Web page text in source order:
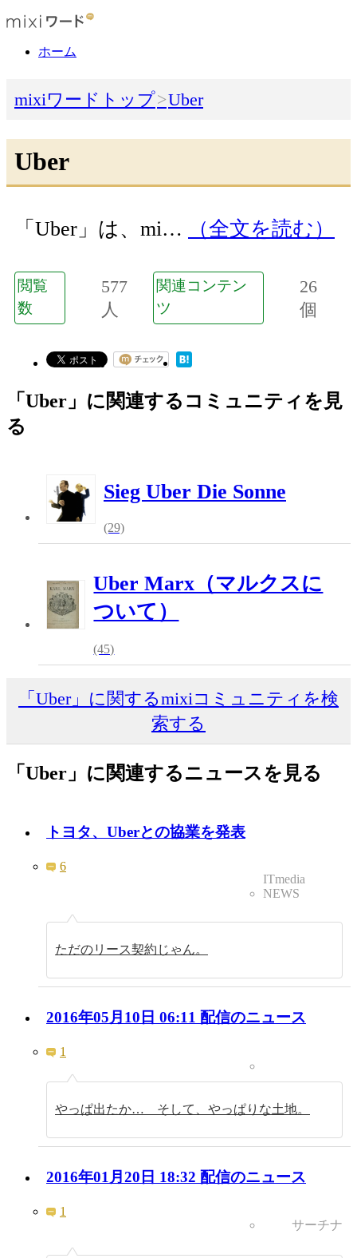
ホーム
mixiワードトップ Uber
Uber
「Uber」は、mi… （全文を読む）
閲覧
数
577
人
関連コンテン
ツ
26
個
「Uber」に関連するコミュニティを見
る
Sieg Uber Die Sonne
(29)
Uber Marx（マルクスに
ついて）
(45)
「Uber」に関するmixiコミュニティを検
索する
「Uber」に関連するニュースを見る
トヨタ、Uberとの協業を発表
6
ITmedia
NEWS
ただのリース契約じゃん。
2016年05月10日 06:11 配信のニュース
1
やっぱ出たか… そして、やっぱりな土地。
2016年01月20日 18:32 配信のニュース
1
サーチナ